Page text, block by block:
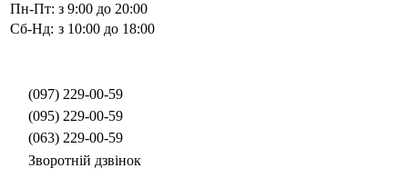
Пн-Пт: з 9:00 до 20:00
Сб-Нд: з 10:00 до 18:00
(097) 229-00-59
(095) 229-00-59
(063) 229-00-59
Зворотній дзвінок